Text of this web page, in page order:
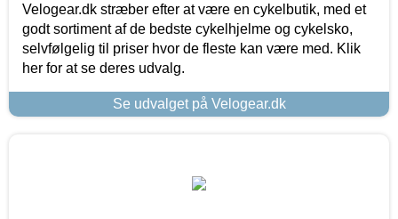
Velogear.dk stræber efter at være en cykelbutik, med et
godt sortiment af de bedste cykelhjelme og cykelsko,
selvfølgelig til priser hvor de fleste kan være med. Klik
her for at se deres udvalg.
Se udvalget på Velogear.dk